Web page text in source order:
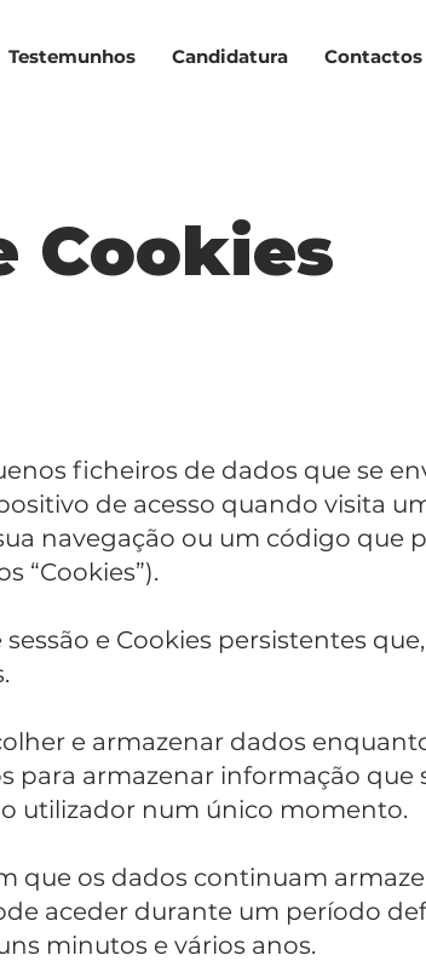
Testemunhos Candidatura Contactos
Cookies
ficheiros de dados que se
de acesso quando visita
navegação ou um código que
“Cookies”).
e Cookies persistentes
e armazenar dados
para armazenar informação que
utilizador num único momento.
que os dados continuam
aceder durante um período
minutos e vários anos.